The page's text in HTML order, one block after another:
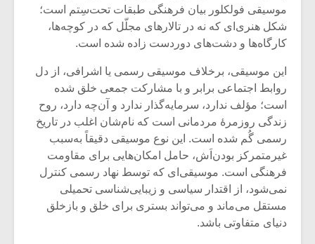
موسیقی فولکلور بیان فرهنگی طبقات تحت‌سِتم است؛
شکل هنری‌ای که نه در تالارهای مجلّل که در کوچه‌ها،
کارگاه‌ها و دشت‌های دوردست زاده شده است.
این موسیقی، برخلاف موسیقی رسمی یا اشرافی، از دل
روابط اجتماعی برابر و با مشارکت جمعی خلق شده
است؛ مؤلف ندارد، سرمایه‌گذار ندارد و آن‌چه دارد، روح
زندگی روزمرۀ مردمانی است که نام‌شان اغلب در تاریخ
رسمی گُم شده است. این نوع موسیقی دقیقاً به‌سبب
غیرمتمرکز بودن‌اَش، حامل امکان‌هایی برای مقاومت
فرهنگی است. موسیقی‌ای که توسط نهاد رسمی کنترل
نمی‌شود، از اقتدار سیاسی و زیبایی‌شناسی تحمیلی
مستقل می‌ماند و می‌تواند بستری برای خلق و بازخلق
دنیای متفاوتی باشد.
میکلوش روژا
یادداشتی بر موسیقی
متن فیلم «متری
شیش و نیم»
اگر نمی توانی
مشهورترین باشی،
بدنام ترین باش
دوره
موسیقی
سکانسی